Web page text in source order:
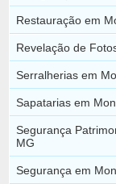
Restauração em
Revelação de
Serralherias em
Sapatarias em
Segurança
MG
Segurança em